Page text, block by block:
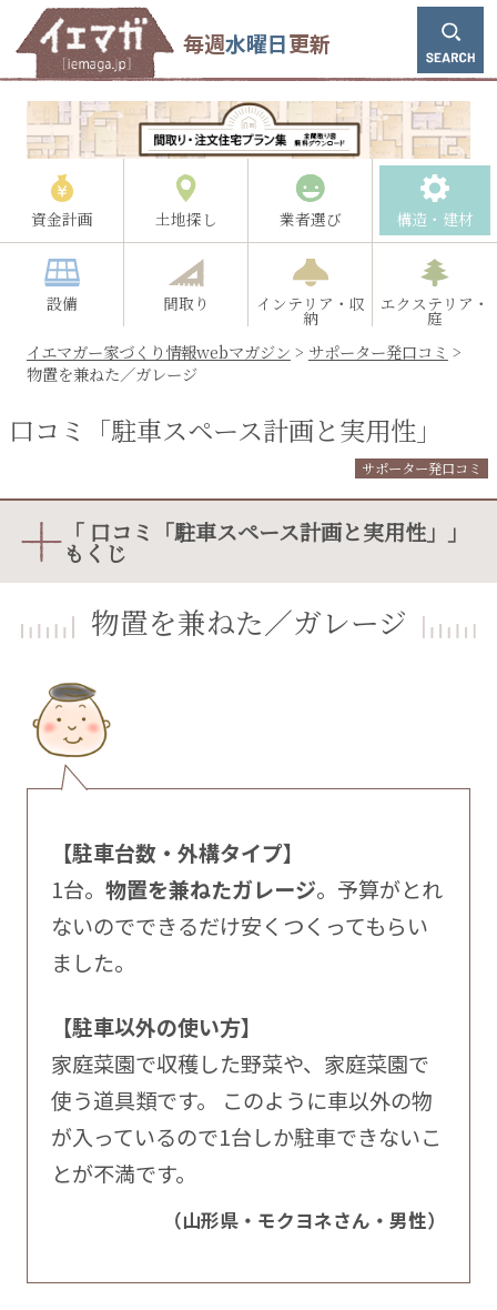
毎週水曜日更新
資金計画 土地探し 業者選び 構造・建材
設備 間取り インテリア・収
納
エクステリア・
庭
イエマガー家づくり情報webマガジン > サポーター発口コミ >
物置を兼ねた／ガレージ
口コミ「駐車スペース計画と実用性」
サポーター発口コミ
「 口コミ「駐車スペース計画と実用性」」
もくじ
物置を兼ねた／ガレージ
【駐車台数・外構タイプ】
1台。 物置を兼ねたガレージ。予算がとれ
ないのでできるだけ安くつくってもらい
ました。
【駐車以外の使い方】
家庭菜園で収穫した野菜や、家庭菜園で
使う道具類です。 このように車以外の物
が入っているので1台しか駐車できないこ
とが不満です。
（山形県・モクヨネさん・男性）